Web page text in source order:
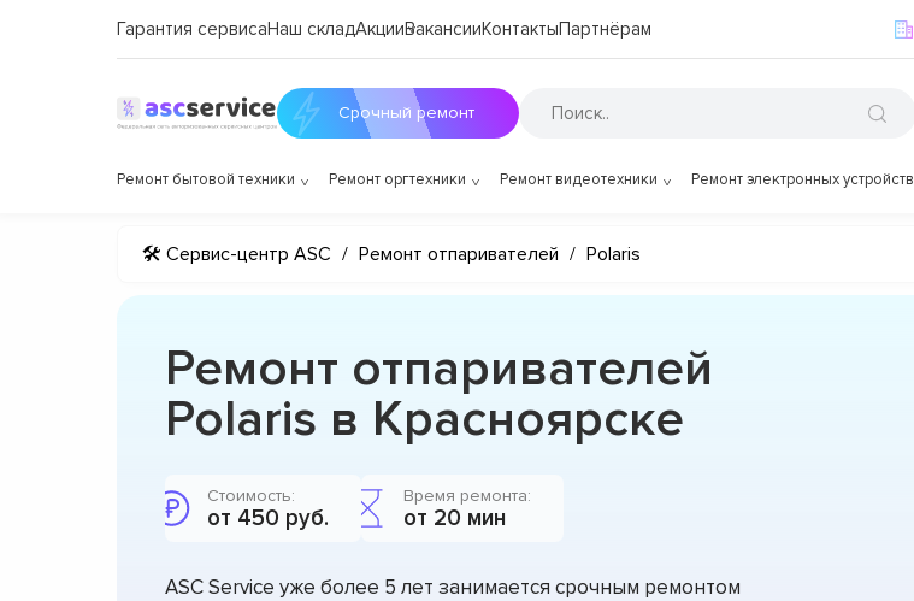
Гарантия сервисаНаш складАкцииВакансииКонтактыПартнёрам
Срочный ремонт
Ремонт бытовой техники Ремонт оргтехники Ремонт видеотехники Ремонт электронных устройств
🛠 Сервис-центр ASC / Ремонт отпаривателей / Polaris
Ремонт отпаривателей
Polaris в Красноярске
Стоимость:
от 450 руб.
Время ремонта:
от 20 мин
ASC Service уже более 5 лет занимается срочным ремонтом